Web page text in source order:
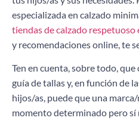
especializada en calzado
tiendas de calzado respetuoso
y recomendaciones online, te
Ten en cuenta, sobre todo,
guía de tallas y, en función de
hijos/as, puede que una
momento determinado pero sí